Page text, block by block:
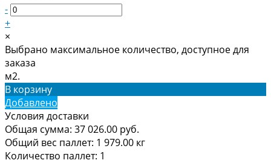
-
+
×
Выбрано максимальное количество, доступное для
заказа
м2.
В корзину
Добавлено
Условия доставки
Общая сумма: 37 026.00 руб.
Общий вес паллет: 1 979.00 кг
Количество паллет: 1